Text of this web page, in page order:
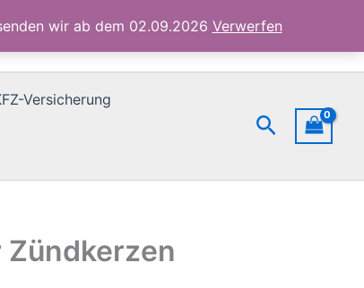
wir ab dem 02.09.2026 Verwerfen
Versicherung
Suchen
Zündkerzen
Zahnriemen
Menge